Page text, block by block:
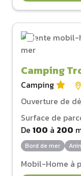
Camping
Camping
Ouverture de
Surface de
De 100 à 200
Bord de mer
Mobil-Home à